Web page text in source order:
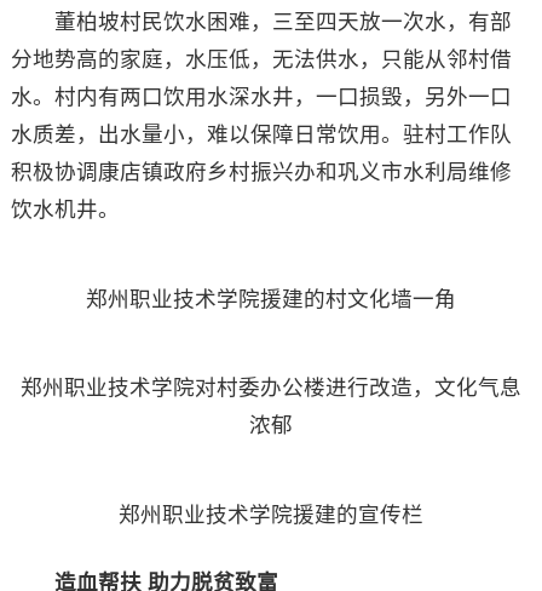
董柏坡村民饮水困难，三至四天放一次水，有部
分地势高的家庭，水压低，无法供水，只能从邻村借
水。村内有两口饮用水深水井，一口损毁，另外一口
水质差，出水量小，难以保障日常饮用。驻村工作队
积极协调康店镇政府乡村振兴办和巩义市水利局维修
饮水机井。
郑州职业技术学院援建的村文化墙一角
郑州职业技术学院对村委办公楼进行改造，文化气息
浓郁
郑州职业技术学院援建的宣传栏
造血帮扶 助力脱贫致富